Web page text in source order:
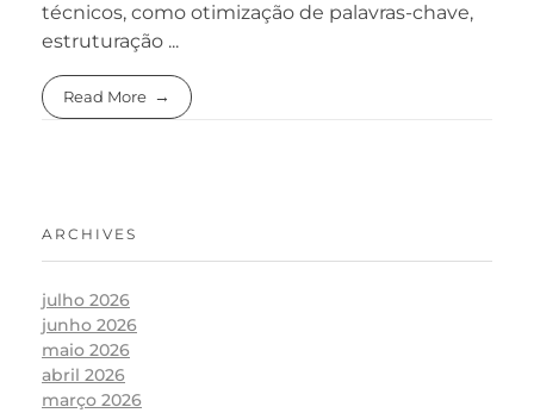
técnicos, como otimização de palavras-chave,
estruturação ...
Read More
ARCHIVES
julho 2026
junho 2026
maio 2026
abril 2026
março 2026